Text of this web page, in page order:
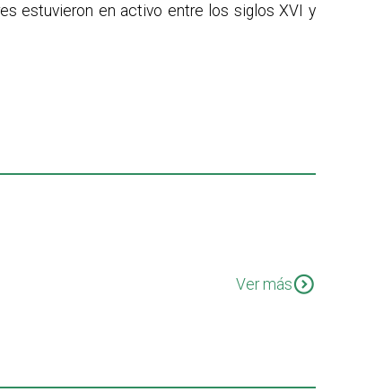
estuvieron en activo entre los siglos XVI y
Ver másexpand_circle_down